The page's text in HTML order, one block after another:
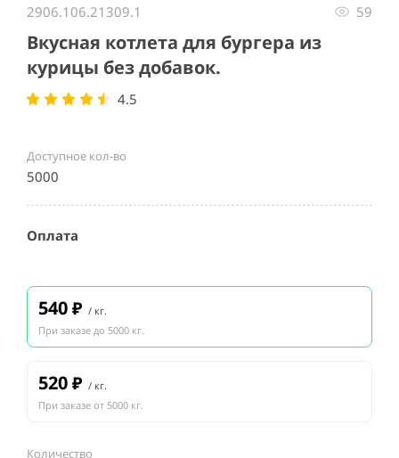
2906.106.21309.1 59
Вкусная котлета для бургера из
курицы без добавок.
4.5
Доступное кол-во
5000
Оплата
540₽ / кг.
При заказе до 5000 кг.
520₽ / кг.
При заказе от 5000 кг.
Количество